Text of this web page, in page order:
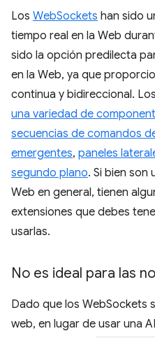
Los WebSockets han sido
tiempo real en la Web
sido la opción predilecta
en la Web, ya que
continua y bidireccional.
una variedad de
secuencias de comandos
emergentes, paneles
segundo plano. Si bien son
Web en general, tienen
extensiones que debes
usarlas.
No es ideal para las
Dado que los WebSockets
web, en lugar de usar una